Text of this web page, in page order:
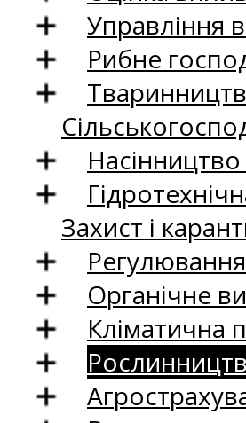
Управління
Рибне
Захист і
Органічне
Кліматична